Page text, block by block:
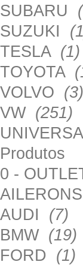
SUBARU
SUZUKI
TESLA (1)
TOYOTA
VOLVO (3)
VW (251)
Produtos
0 -
AUDI (7)
BMW (19)
FORD (1)